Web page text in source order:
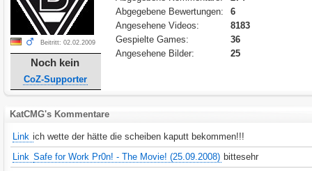
Beitritt: 02.02.2009
Noch kein
CoZ-Supporter
Abgegebene Bewertungen:
6
Angesehene Videos:
8183
Gespielte Games:
36
Angesehene Bilder:
25
KatCMG's Kommentare
Link ich wette der hätte die scheiben kaputt bekommen!!!
Link Safe for Work Pr0n! - The Movie! (25.09.2008) bittesehr